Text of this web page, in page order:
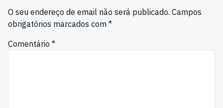
O seu endereço de email não será publicado. Campos
obrigatórios marcados com *
Comentário *